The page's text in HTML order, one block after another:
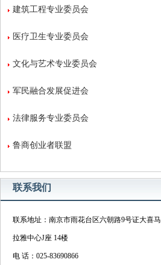
建筑工程专业委员会
医疗卫生专业委员会
文化与艺术专业委员会
军民融合发展促进会
法律服务专业委员会
鲁商创业者联盟
联系我们
联系地址：南京市雨花台区六朝路9号证大喜马
拉雅中心J座 14楼
电 话：025-83690866